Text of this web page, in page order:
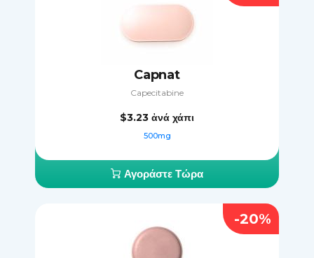
Capnat
Capecitabine
$3.23 ἀνά χάπι
500mg
Αγοράστε Τώρα
-20%